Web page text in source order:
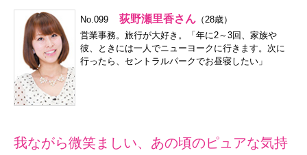
No.099 荻野瀬里香さん （28歳）
営業事務。旅行が大好き。「年に2～3回、家族や
彼、ときには一人でニューヨークに行きます。次に
行ったら、セントラルパークでお昼寝したい」
我ながら微笑ましい、あの頃のピュアな気持